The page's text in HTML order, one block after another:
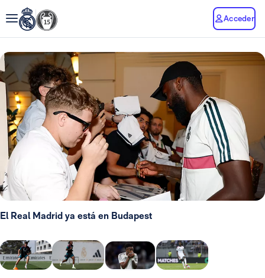
Acceder
El Real Madrid ya está en Budapest